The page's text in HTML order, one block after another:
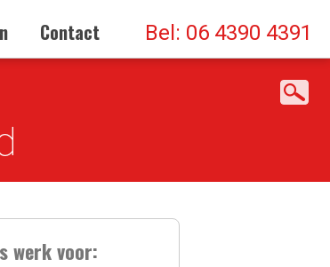
Gepost op 4 oktober 2016
Contact Bel: 06 4390 4391
werk voor: